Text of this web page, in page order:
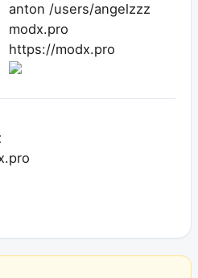
anton /users/angelzzz
modx.pro
https://modx.pro